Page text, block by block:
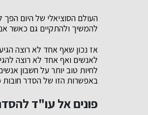
העולם הסוציאלי של היום הפך
להמשיך ולהתקיים גם כאשר
אז נכון שאף אחד לא רוצה
לאנשים ואף אחד לא רוצה
לחיות טוב יותר על חשבון
באפשרות הזו של הסדר חובות
פונים אל עו"ד